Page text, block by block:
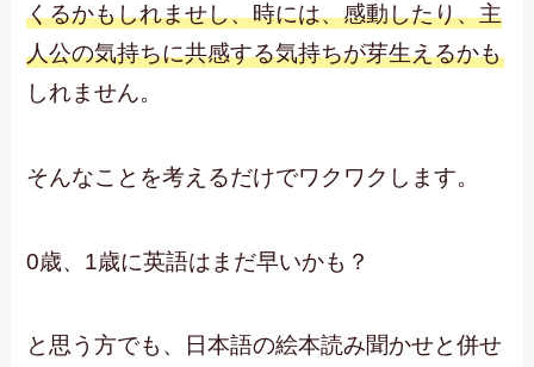
くるかもしれませし、時には、感動したり、主
人公の気持ちに共感する気持ちが芽生えるかも
しれません。
そんなことを考えるだけでワクワクします。
0歳、1歳に英語はまだ早いかも？
と思う方でも、日本語の絵本読み聞かせと併せ